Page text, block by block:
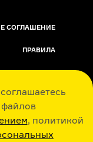
, политикой
СОГЛАШЕНИЕ
ПРАВИЛА